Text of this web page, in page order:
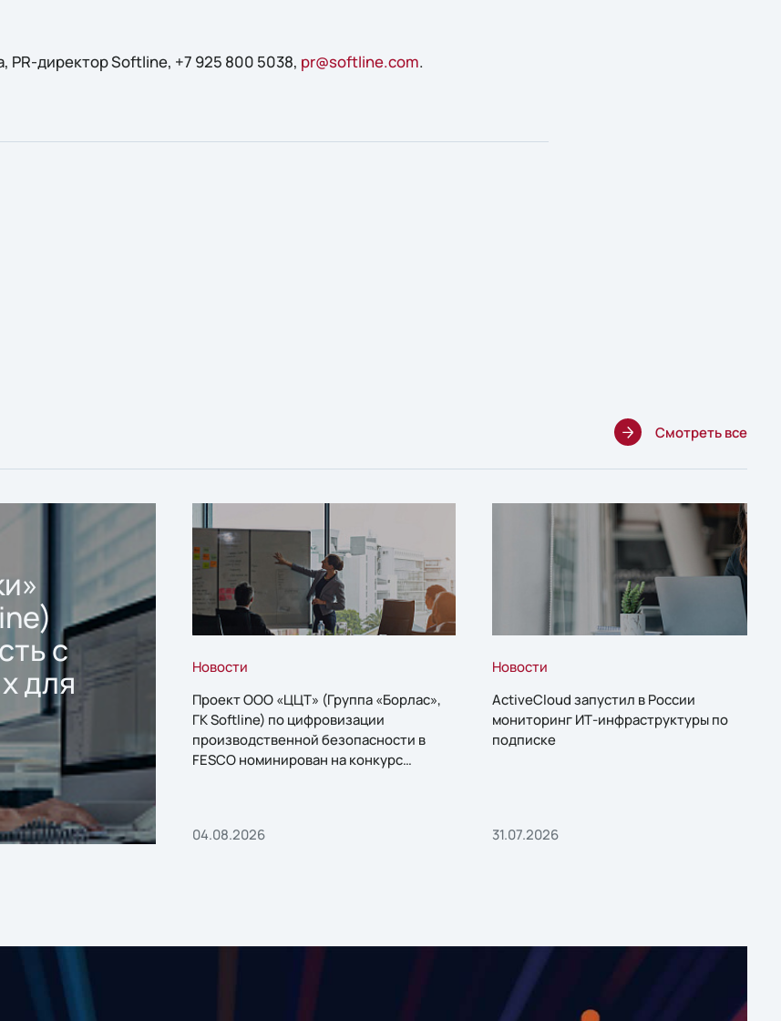
PR-директор Softline, +7 925 800 5038, pr@softline.com.
Смотреть все
с
для
Новости
Проект ООО «ЦЦТ» (Группа «Борлас»,
ГК Softline) по цифровизации
производственной безопасности в
FESCO номинирован на конкурс
04.08.2026
Новости
ActiveCloud запустил в России
мониторинг ИТ-инфраструктуры по
подписке
31.07.2026